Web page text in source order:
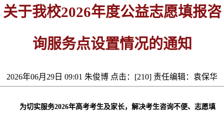
关于我校2026年度公益志愿填报咨
询服务点设置情况的通知
2026年06月29日 09:01 朱俊博 点击：[210] 责任编辑：袁保华
为切实服务2026年高考考生及家长，解决考生咨询不便、志愿填